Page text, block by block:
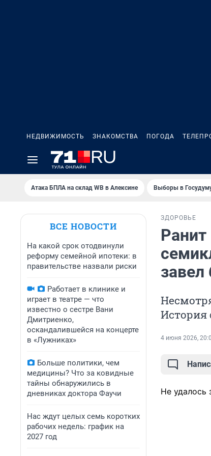
НЕДВИЖИМОСТЬ ЗНАКОМСТВА ПОГОДА
Атака БПЛА на склад WB в Алексине Выборы в
ВСЕ НОВОСТИ
На какой срок отодвинули
реформу семейной ипотеки: в
правительстве назвали риски
Работает в клинике и
играет в театре — что
известно о сестре Вани
Дмитриенко,
оскандалившейся на концерте
в «Лужниках»
Больше политики, чем
медицины? Что за ковидные
тайны обнаружились в
дневниках доктора Фаучи
Нас ждут целых семь коротких
рабочих недель: график на
2027 год
ЗДОРОВЬЕ
История
4 июня 2026,
Не удалось